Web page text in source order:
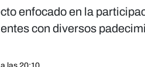
enfocado en la
con diversos